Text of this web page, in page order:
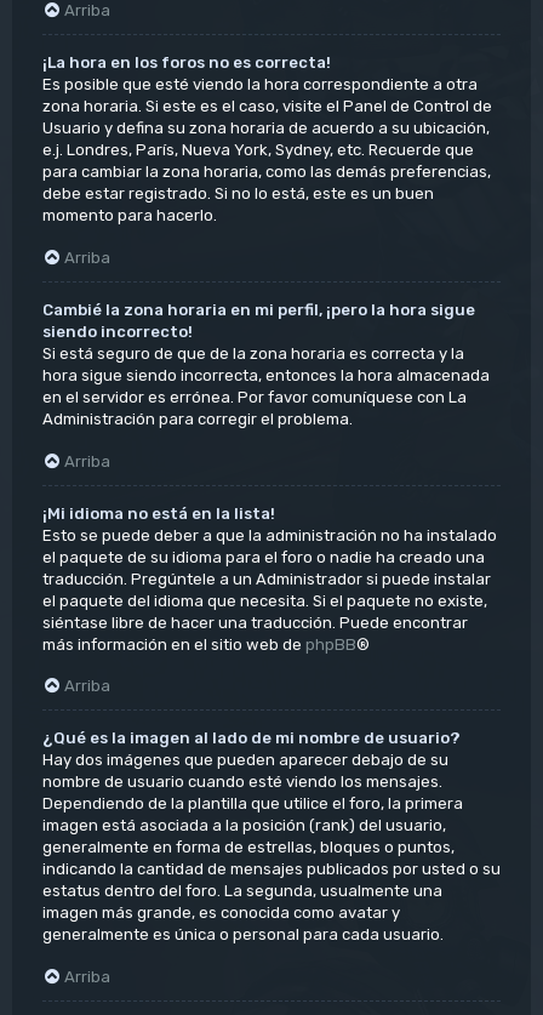
Arriba
¡La hora en los foros no es correcta!
Es posible que esté viendo la hora correspondiente a otra
zona horaria. Si este es el caso, visite el Panel de Control de
Usuario y defina su zona horaria de acuerdo a su ubicación,
e.j. Londres, París, Nueva York, Sydney, etc. Recuerde que
para cambiar la zona horaria, como las demás preferencias,
debe estar registrado. Si no lo está, este es un buen
momento para hacerlo.
Arriba
Cambié la zona horaria en mi perfil, ¡pero la hora sigue
siendo incorrecto!
Si está seguro de que de la zona horaria es correcta y la
hora sigue siendo incorrecta, entonces la hora almacenada
en el servidor es errónea. Por favor comuníquese con La
Administración para corregir el problema.
Arriba
¡Mi idioma no está en la lista!
Esto se puede deber a que la administración no ha instalado
el paquete de su idioma para el foro o nadie ha creado una
traducción. Pregúntele a un Administrador si puede instalar
el paquete del idioma que necesita. Si el paquete no existe,
siéntase libre de hacer una traducción. Puede encontrar
más información en el sitio web de phpBB®
Arriba
¿Qué es la imagen al lado de mi nombre de usuario?
Hay dos imágenes que pueden aparecer debajo de su
nombre de usuario cuando esté viendo los mensajes.
Dependiendo de la plantilla que utilice el foro, la primera
imagen está asociada a la posición (rank) del usuario,
generalmente en forma de estrellas, bloques o puntos,
indicando la cantidad de mensajes publicados por usted o su
estatus dentro del foro. La segunda, usualmente una
imagen más grande, es conocida como avatar y
generalmente es única o personal para cada usuario.
Arriba